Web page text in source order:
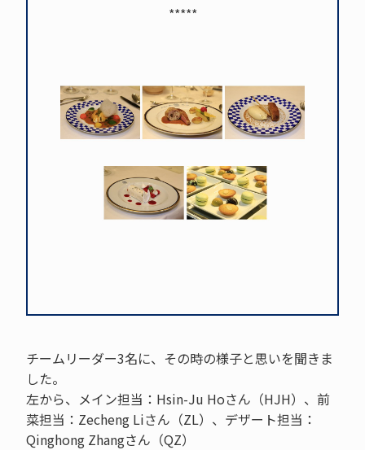
*****
チームリーダー3名に、その時の様子と思いを聞きま
した。
左から、メイン担当：Hsin-Ju Hoさん（HJH）、前
菜担当：Zecheng Liさん（ZL）、デザート担当：
Qinghong Zhangさん（QZ）